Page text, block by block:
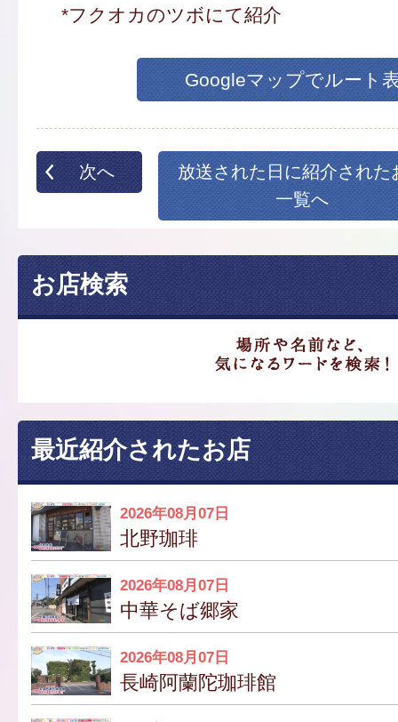
*フクオカのツボにて紹介
Googleマップでルート
次へ
放送された日に紹介された
一覧へ
お店検索
最近紹介されたお店
2026年08月07日
北野珈琲
2026年08月07日
中華そば郷家
2026年08月07日
長崎阿蘭陀珈琲館